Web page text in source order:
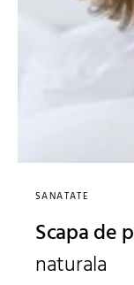
SANATATE
Scapa de
naturala